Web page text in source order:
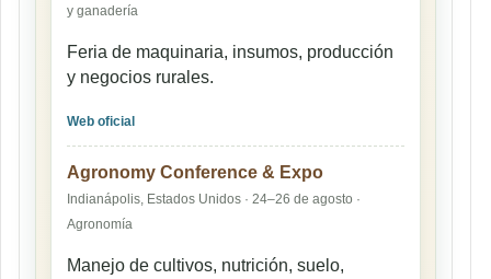
y ganadería
Feria de maquinaria, insumos, producción
y negocios rurales.
Web oficial
Agronomy Conference & Expo
Indianápolis, Estados Unidos · 24–26 de agosto ·
Agronomía
Manejo de cultivos, nutrición, suelo,